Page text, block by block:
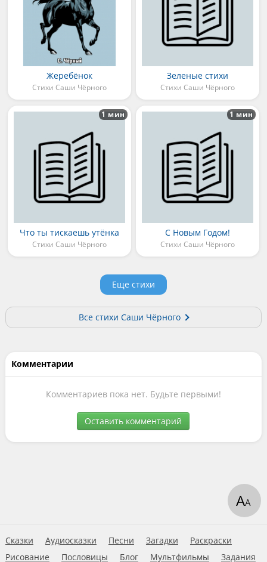
Жеребёнок
Стихи Саши Чёрного
Зеленые стихи
Стихи Саши Чёрного
Что ты тискаешь утёнка
Стихи Саши Чёрного
1 мин
С Новым Годом!
Стихи Саши Чёрного
1 мин
Еще стихи
Все стихи Саши Чёрного
Комментарии
Комментариев пока нет. Будьте первыми!
Оставить комментарий
Сказки Аудиосказки Песни Загадки
Раскраски
Рисование
Пословицы Блог Мультфильмы Задания
АА